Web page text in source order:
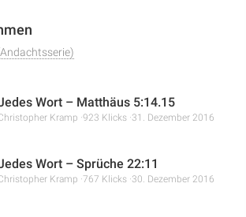
Wort – Matthäus 5:14.15
Kramp 923 Klicks 31. Dezember 2016
Wort – Sprüche 22:11
Kramp 767 Klicks 30. Dezember 2016